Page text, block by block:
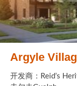
Argyle
开发商：Reid’s